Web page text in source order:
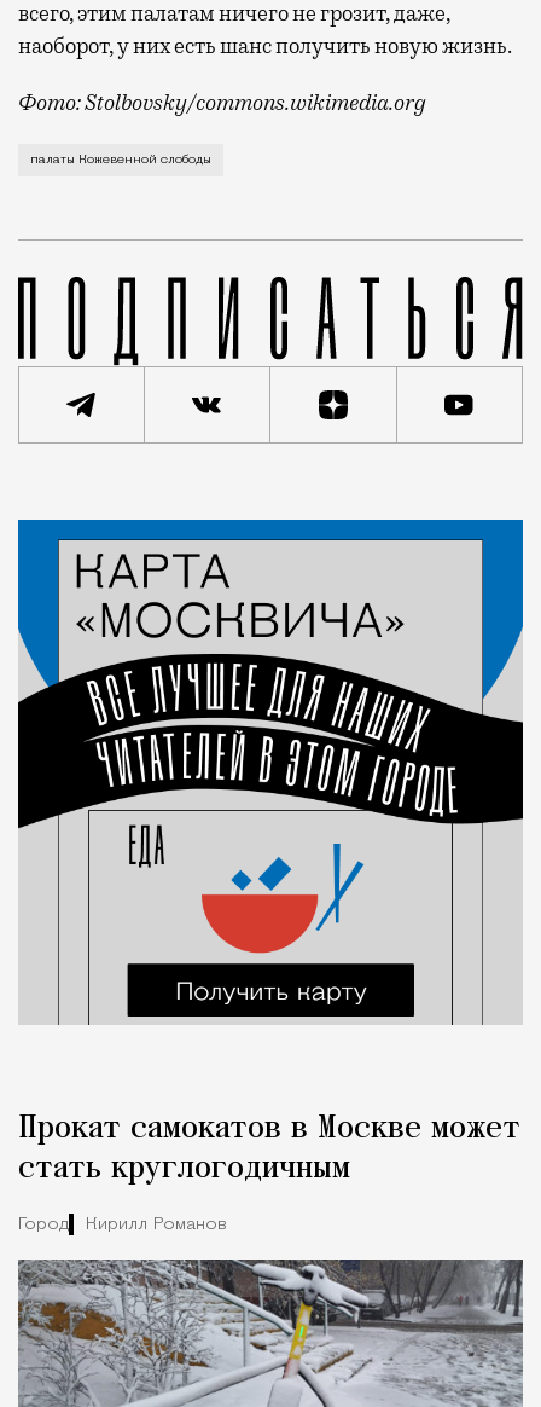
всего, этим палатам ничего не грозит, даже,
наоборот, у них есть шанс получить новую жизнь.
Фото: Stolbovsky/commons.wikimedia.org
Московский рынок недвижимости пополнился
палаты Кожевенной слободы
Город
Прокат самокатов в Москве может
стать круглогодичным
Город Кирилл Романов